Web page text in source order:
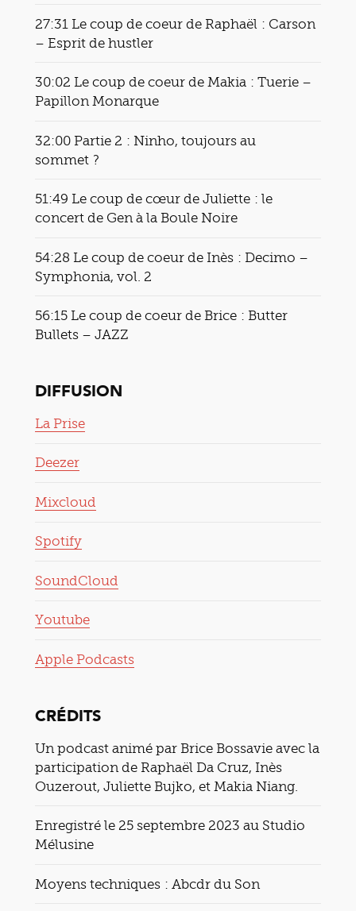
27:31 Le coup de coeur de Raphaël : Carson
– Esprit de hustler
30:02 Le coup de coeur de Makia : Tuerie –
Papillon Monarque
32:00 Partie 2 : Ninho, toujours au
sommet ?
51:49 Le coup de cœur de Juliette : le
concert de Gen à la Boule Noire
54:28 Le coup de coeur de Inès : Decimo –
Symphonia, vol. 2
56:15 Le coup de coeur de Brice : Butter
Bullets – JAZZ
DIFFUSION
La Prise
Deezer
Mixcloud
Spotify
SoundCloud
Youtube
Apple Podcasts
CRÉDITS
Un podcast animé par Brice Bossavie avec la
participation de Raphaël Da Cruz, Inès
Ouzerout, Juliette Bujko, et Makia Niang.
Enregistré le 25 septembre 2023 au Studio
Mélusine
Moyens techniques : Abcdr du Son